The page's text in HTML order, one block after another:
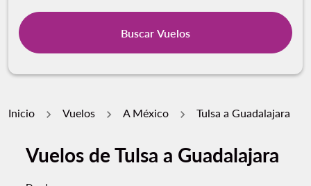
Buscar Vuelos
Inicio Vuelos A México Tulsa a Guadalajara
Vuelos de Tulsa a Guadalajara
Por favor, intente actualizar su ruta (origen y / o